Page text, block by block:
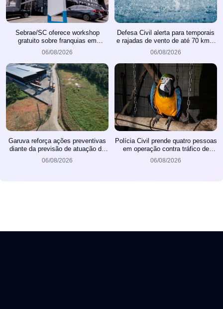
Sebrae/SC oferece workshop
gratuito sobre franquias em
Joinville
06/08/2026
Defesa Civil alerta para temporais
e rajadas de vento de até 70 km/h
em Joinville
06/08/2026
Garuva reforça ações preventivas
diante da previsão de atuação do
El Niño
06/08/2026
Polícia Civil prende quatro pessoas
em operação contra tráfico de
animais silvestres
06/08/2026